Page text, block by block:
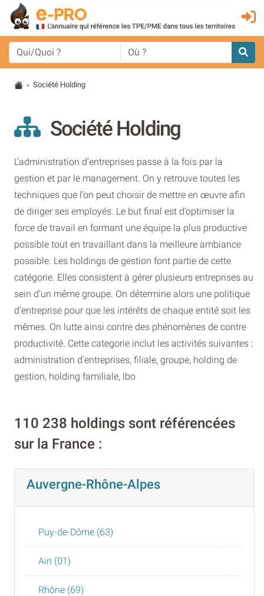
> Société Holding
Société Holding
L’administration d’entreprises passe à la fois par la
gestion et par le management. On y retrouve toutes les
techniques que l’on peut choisir de mettre en œuvre afin
de diriger ses employés. Le but final est d’optimiser la
force de travail en formant une équipe la plus productive
possible tout en travaillant dans la meilleure ambiance
possible. Les holdings de gestion font partie de cette
catégorie. Elles consistent à gérer plusieurs entreprises au
sein d’un même groupe. On détermine alors une politique
d’entreprise pour que les intérêts de chaque entité soit les
mêmes. On lutte ainsi contre des phénomènes de contre
productivité. Cette categorie inclut les activités suivantes :
administration d'entreprises, filiale, groupe, holding de
gestion, holding familiale, lbo
110 238 holdings sont référencées
sur la France :
Auvergne-Rhône-Alpes
Puy-de-Dôme (63)
Ain (01)
Rhône (69)